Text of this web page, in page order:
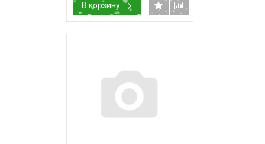
В корзину